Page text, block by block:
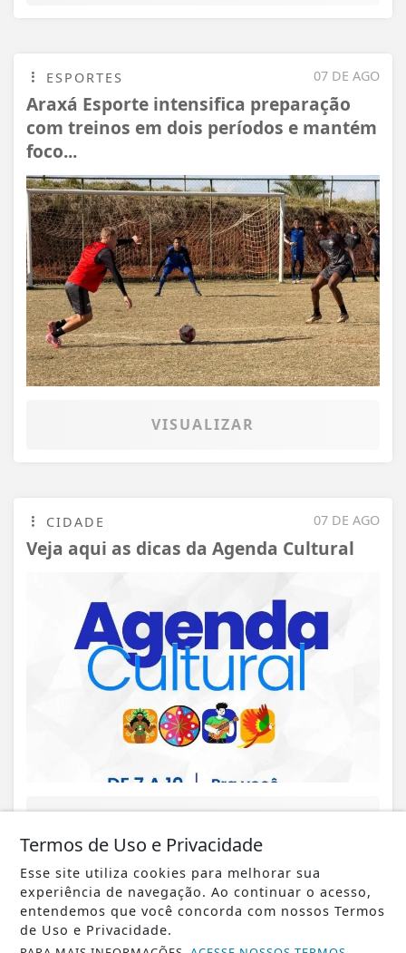
07 DE AGO
ESPORTES
Araxá Esporte intensifica preparação
com treinos em dois períodos e mantém
foco...
VISUALIZAR
07 DE AGO
CIDADE
Veja aqui as dicas da Agenda Cultural
07 DE AGO
CIDADE
Veja aqui a programação de tapa-
Termos de Uso e Privacidade
Esse site utiliza cookies para melhorar sua
experiência de navegação. Ao continuar o acesso,
entendemos que você concorda com nossos Termos
de Uso e Privacidade.